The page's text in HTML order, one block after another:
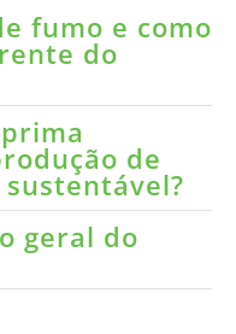
fumo e como
do
de
sustentável?
geral do